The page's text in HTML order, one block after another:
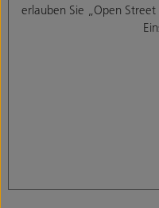
erlauben Sie „Open